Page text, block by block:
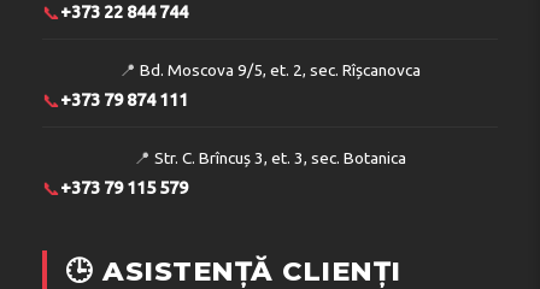
📞+373 22 844 744
📍 Bd. Moscova 9/5, et. 2, sec. Rîșcanovca
📞+373 79 874 111
📍 Str. C. Brîncuș 3, et. 3, sec. Botanica
📞+373 79 115 579
🕒 ASISTENȚĂ CLIENȚI